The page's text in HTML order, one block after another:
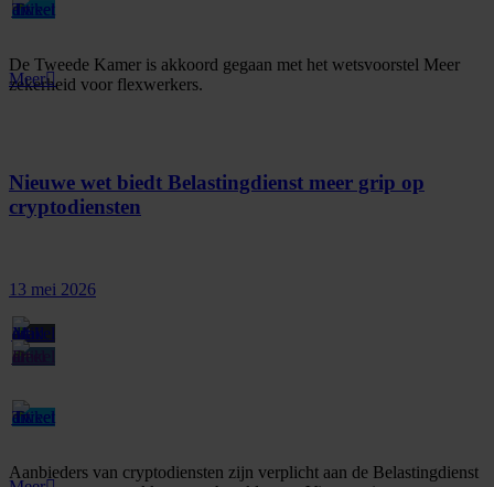
De Tweede Kamer is akkoord gegaan met het wetsvoorstel Meer
zekerheid voor flexwerkers.
Meer
Nieuwe wet biedt Belastingdienst meer grip op
cryptodiensten
13 mei 2026
Aanbieders van cryptodiensten zijn verplicht aan de Belastingdienst